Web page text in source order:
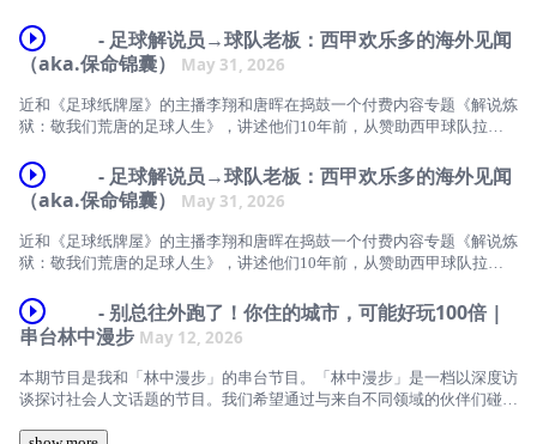
逼仄桥下空间里的龙舟基地形成了强烈对比。
2026年6月，“舟行千里靠众桨”，温州龙舟五年纪实影像展在温州开幕，
展览以五年纪录为叙事脉络，通过纪实影像、民俗实物、场景展陈等形
仪式、竞渡等热血瞬间的照片、视频，也有队服、奖杯、老物件等实物陈
列。借展览机会，我和展览策展人，也是持续记录了温州龙舟五年的建筑
时间线00:00 张云斌关注温州龙舟的缘起13:45 城市化进程中温州龙舟的
舟队队员组成和队内组织生态49:01 龙舟队全年训练体系01:04:37 龙舟厂
的生产模式01:12:54 龙舟队内那些打动云斌的故事01:14:16 划龙舟的独
01:20:45 龙舟俱乐部内的组织张力01:29:43 空间作为媒介找到介入相关
群体的切口
嘉宾张云斌，温州人，「自在建造」建筑设计工作室负责人，「街角共
读」读书会组织者，业余影像工作者。卞冰晶，8年影视行业从业经验；
专注多形态内容创作（视频、文字、AI）；长期关注并实践社区营造与乡
村建设议题
大，温州话也成为社区内部日常交流的重要语言之一。
近两年，美食、工艺、山野等在地文化内容的持续挖掘，让“温州性”有了
更多元的注脚。几年前，我在社交媒体上注意到有人开始系统记录温州的
龙舟文化，他们把龙舟基地、训练和巡游的路线标注在地图上，记录并梳
理龙舟俱乐部的发展脉络，甚至绘制龙舟厂的剖面，其中现代化的高楼和
2026年6月，“舟行千里靠众桨”，温州龙舟五年纪实影像展在温州开幕，
展览以五年纪录为叙事脉络，通过纪实影像、民俗实物、场景展陈等形
式，呈现温州龙舟从传统民俗走向现代竞技的蜕变之路。现场既有训练、
列。借展览机会，我和展览策展人，也是持续记录了温州龙舟五年的建筑
师张云斌和影视从业者卞冰晶，一起聊了聊他们眼中的龙舟江湖。
时间线00:00 张云斌关注温州龙舟的缘起13:45 城市化进程中温州龙舟的
空间格局变迁18:35 如何成为龙舟俱乐部一员33:39 以豪兴名龙为例：龙
的生产模式01:12:54 龙舟队内那些打动云斌的故事01:14:16 划龙舟的独
特吸引力与队员投入状态01:18:37 龙舟拍摄带来的人与组织复杂性思考
群体的切口
- 足球解说员→球队老板：西甲欢乐多的海外见闻
（aka.保命锦囊）
May 31, 2026
近和《足球纸牌屋》的主播李翔和唐晖在捣鼓一个付费内容专题《解说炼
狱：敬我们荒唐的足球人生》，讲述他们10年前，从赞助西甲球队拉科
人生。借此机会，也和他们串台聊聊足球生意之余，在日本、西班牙等地
的见闻，比如去寥无人烟的日本乡下送球员、欧洲汽车防盗技巧等。
03:17 日本球场及俱乐部运营成功案例07:59 为何送球员到地处偏远的群
马“组合立”学校进修15:00 没多少人去过的日本三大绝景17:24 日本旅行
经历、球场体验及城市交通分析34:31 西班牙旅游公共交通不便，同事驾
嘉宾：唐晖&amp;李翔 西甲欢乐多解说组合、《足球纸牌屋》主播主持/
制作：王越洲
- 足球解说员→球队老板：西甲欢乐多的海外见闻
（aka.保命锦囊）
May 31, 2026
近和《足球纸牌屋》的主播李翔和唐晖在捣鼓一个付费内容专题《解说炼
狱：敬我们荒唐的足球人生》，讲述他们10年前，从赞助西甲球队拉科
人生。借此机会，也和他们串台聊聊足球生意之余，在日本、西班牙等地
的见闻，比如去寥无人烟的日本乡下送球员、欧洲汽车防盗技巧等。
03:17 日本球场及俱乐部运营成功案例07:59 为何送球员到地处偏远的群
马“组合立”学校进修15:00 没多少人去过的日本三大绝景17:24 日本旅行
经历、球场体验及城市交通分析34:31 西班牙旅游公共交通不便，同事驾
- 别总往外跑了！你住的城市，可能好玩100倍 |
串台林中漫步 May 12, 2026
本期节目是我和「林中漫步」的串台节目。「林中漫步」是一档以深度访
谈探讨社会人文话题的节目。我们希望通过与来自不同领域的伙伴们碰撞